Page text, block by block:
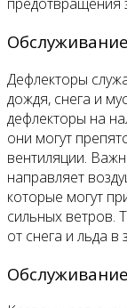
предотвращения
Дефлекторы
дождя, снега и
дефлекторы на
они могут
вентиляции.
направляет
которые могут
сильных ветров.
от снега и льда